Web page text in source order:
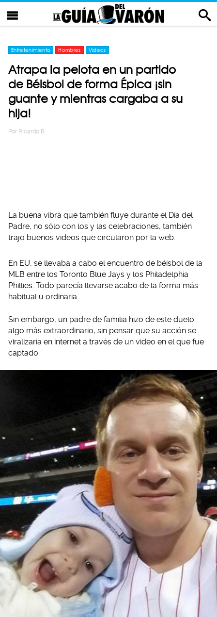
Entretenimiento Hombres Videos
Atrapa la pelota en un partido
de Béisbol de forma Épica ¡sin
guante y mientras cargaba a su
hija!
Por Ricardo B
La buena vibra que también fluye durante el Día del
Padre, no sólo con los y las celebraciones, también
trajo buenos videos que circularon por la web.
En EU, se llevaba a cabo el encuentro de béisbol de la
MLB entre los Toronto Blue Jays y los Philadelphia
Phillies. Todo parecía llevarse acabo de la forma más
habitual u ordinaria.
Sin embargo, un padre de familia hizo de este duelo
algo más extraordinario, sin pensar que su acción se
viralizaría en internet a través de un video en el que fue
captado.